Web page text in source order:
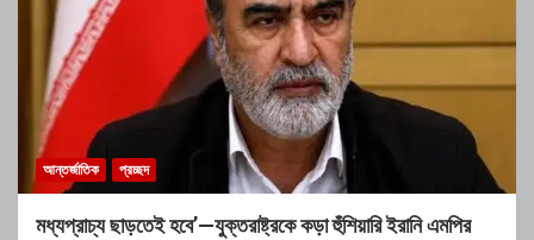
আন্তর্জাতিক প্রচ্ছদ
মধ্যপ্রাচ্য ছাড়তেই হবে’—যুক্তরাষ্ট্রকে কড়া হুঁশিয়ারি ইরানি এমপির